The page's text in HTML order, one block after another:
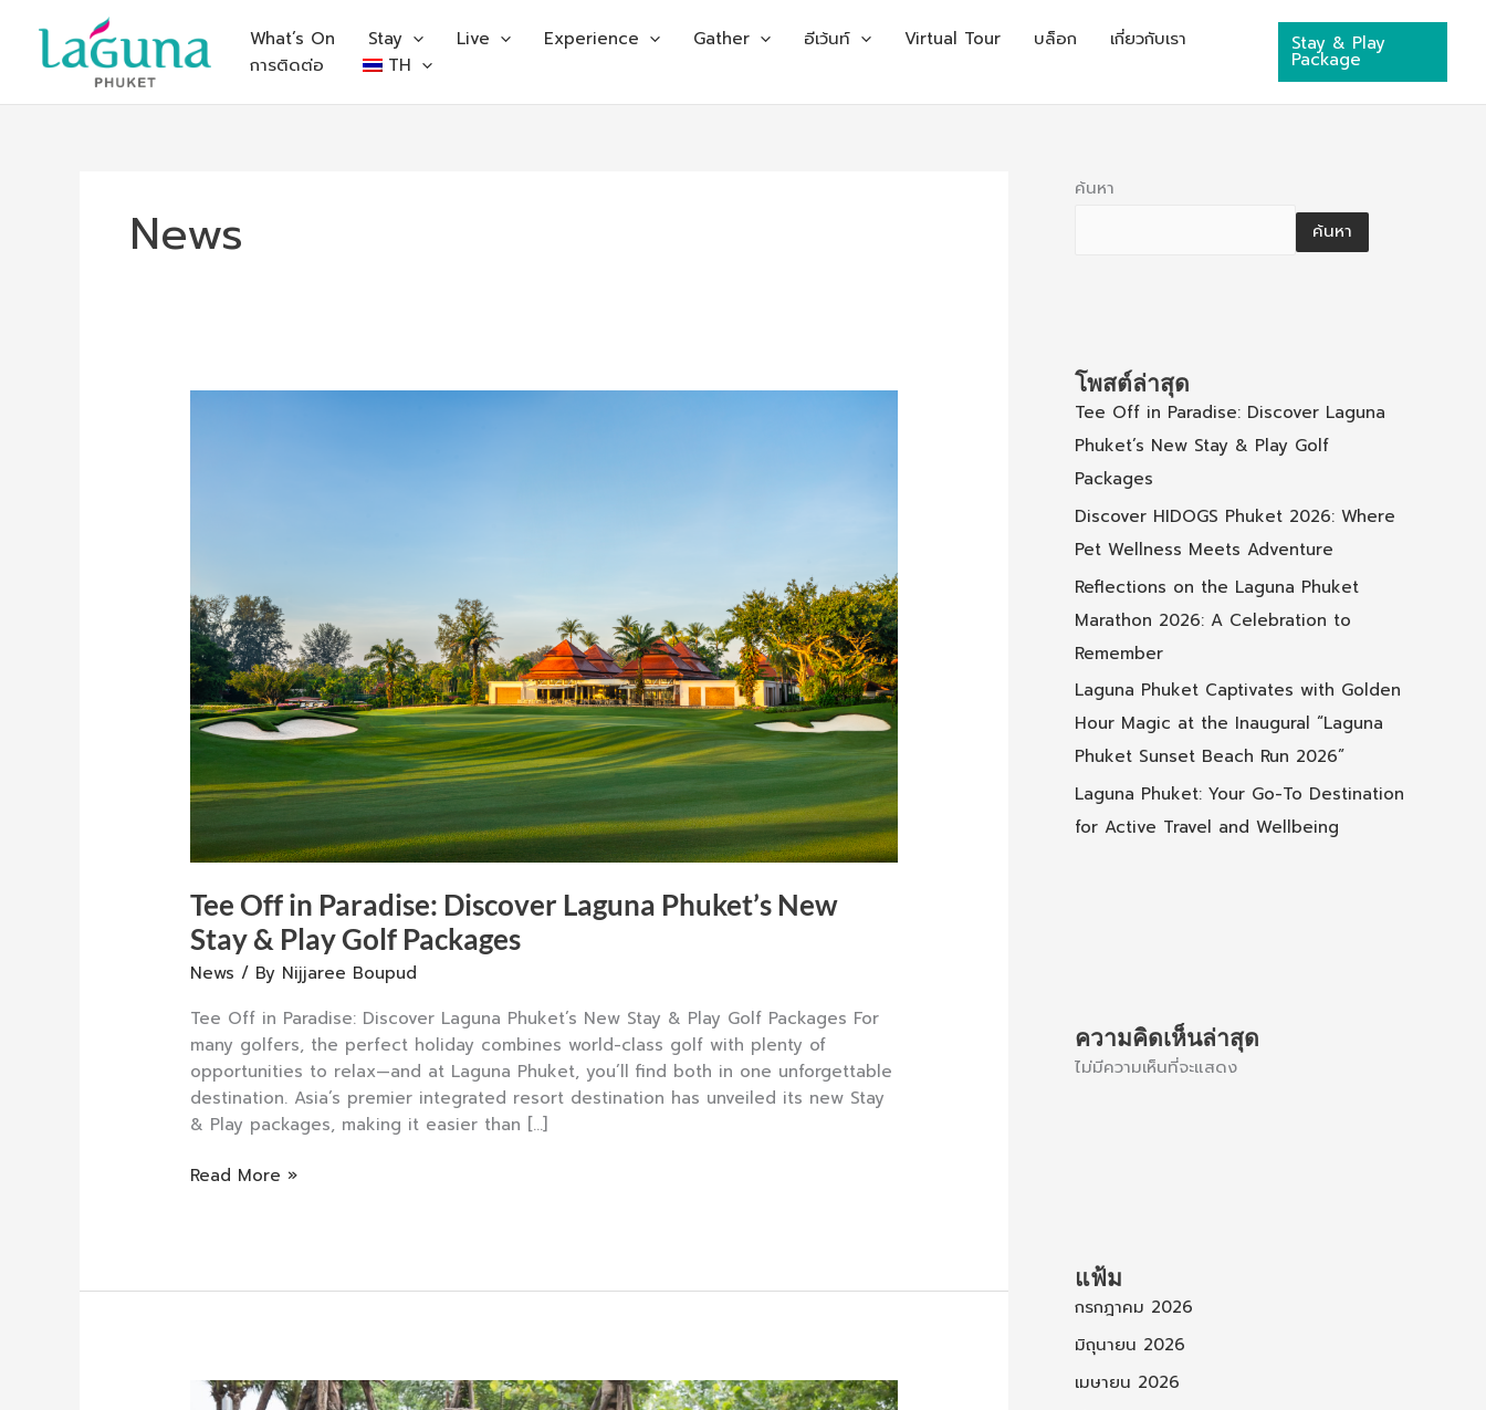
content
What’s On Stay Live Experience Gather อีเว้นท์ Virtual Tour บล็อก
เกี่ยวกับเรา
การติดต่อ
TH
Stay & Play
Package
News
Tee Off in Paradise: Discover Laguna Phuket’s New
Stay & Play Golf Packages
News / By Nijjaree Boupud
Tee Off in Paradise: Discover Laguna Phuket’s New Stay & Play Golf Packages For
many golfers, the perfect holiday combines world-class golf with plenty of
opportunities to relax—and at Laguna Phuket, you’ll find both in one unforgettable
destination. Asia’s premier integrated resort destination has unveiled its new Stay
& Play packages, making it easier than […]
New
Stay
&
Play
Golf
Packages
Read More »
Discover
ค้นหา
ค้นหา
โพสต์ล่าสุด
Tee Off in Paradise: Discover Laguna
Phuket’s New Stay & Play Golf
Packages
Discover HIDOGS Phuket 2026: Where
Pet Wellness Meets Adventure
Reflections on the Laguna Phuket
Marathon 2026: A Celebration to
Remember
Laguna Phuket Captivates with Golden
Hour Magic at the Inaugural “Laguna
Phuket Sunset Beach Run 2026”
Laguna Phuket: Your Go-To Destination
for Active Travel and Wellbeing
ความคิดเห็นล่าสุด
ไม่มีความเห็นที่จะแสดง
แฟ้ม
กรกฎาคม 2026
มิถุนายน 2026
เมษายน 2026